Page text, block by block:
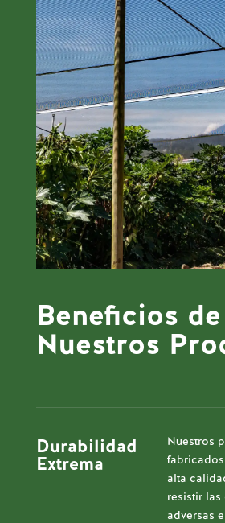
Beneficios de
Nuestros
Durabilidad
Extrema
Nuestros
alta
resistir
adversas